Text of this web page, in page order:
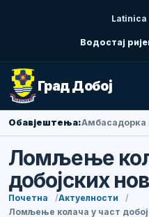
Latinica
Водостај
Град Добој
Обавјештења:
Ломљење
добојских
Почетна
Актуелности
Ломљење колача у част